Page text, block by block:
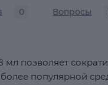
0 Вопросы
позволяет
популярной